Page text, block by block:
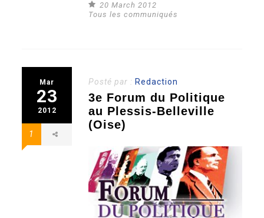
20 March 2012
Tous les communiqués
Mar
23
2012
1
Posté par : Redaction
3e Forum du Politique
au Plessis-Belleville
(Oise)